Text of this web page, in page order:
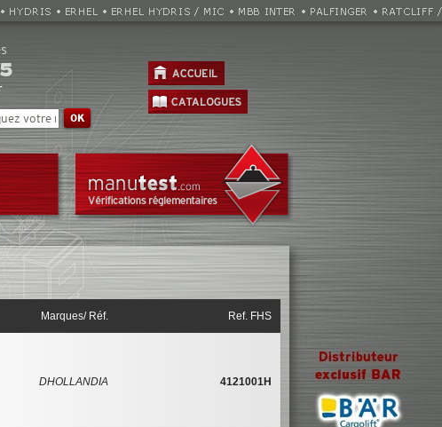
Marques/ Réf. Ref. FHS
DHOLLANDIA
4121001H